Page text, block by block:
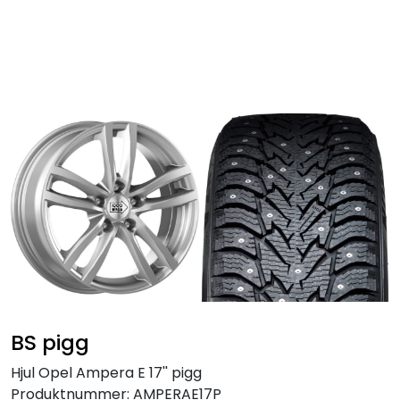
BS pigg
Hjul Opel Ampera E 17'' pigg
Produktnummer: AMPERAE17P
Hjulpakker
Felger
Lastebil
Buss
Anlegg